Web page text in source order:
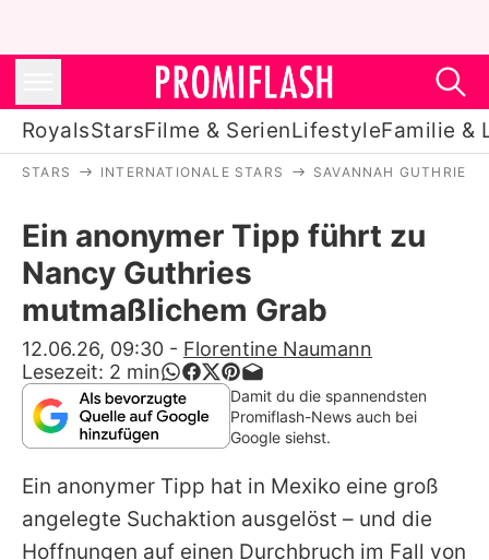
RoyalsStarsFilme & SerienLifestyleFamilie &
Stars
Filme & Serien
Lifestyle
Familie & Liebe
Promiflash Exklusiv
Alle Themen auf Promiflash
Jobs
STARS INTERNATIONALE STARS SAVANNAH GUTHRIE
Ein anonymer Tipp führt zu
Nancy Guthries
mutmaßlichem Grab
12.06.26, 09:30 - Florentine Naumann
Lesezeit: 2 min
Damit du die spannendsten
Promiflash-News auch bei
Google siehst.
Ein anonymer Tipp hat in Mexiko eine groß
angelegte Suchaktion ausgelöst – und die
Hoffnungen auf einen Durchbruch im Fall von